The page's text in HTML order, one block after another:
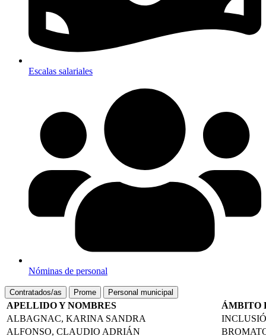
Escalas salariales
Nóminas de personal
Contratados/as Prome Personal municipal
APELLIDO Y NOMBRES
ÁMBITO
ALBAGNAC, KARINA SANDRA
ALFONSO, CLAUDIO ADRIÁN